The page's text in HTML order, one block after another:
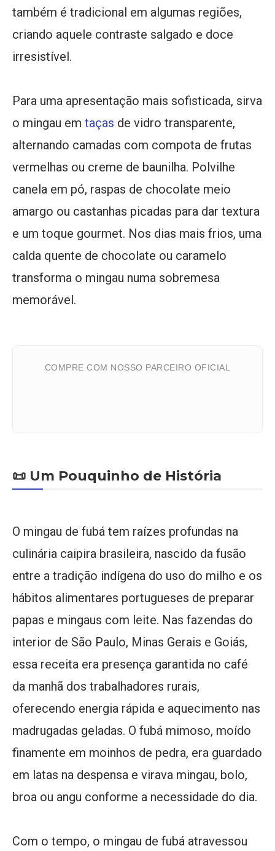
também é tradicional em algumas regiões,
criando aquele contraste salgado e doce
irresistível.
Para uma apresentação mais sofisticada, sirva
o mingau em taças de vidro transparente,
alternando camadas com compota de frutas
vermelhas ou creme de baunilha. Polvilhe
canela em pó, raspas de chocolate meio
amargo ou castanhas picadas para dar textura
e um toque gourmet. Nos dias mais frios, uma
calda quente de chocolate ou caramelo
transforma o mingau numa sobremesa
memorável.
COMPRE COM NOSSO PARCEIRO OFICIAL
📜 Um Pouquinho de História
O mingau de fubá tem raízes profundas na
culinária caipira brasileira, nascido da fusão
entre a tradição indígena do uso do milho e os
hábitos alimentares portugueses de preparar
papas e mingaus com leite. Nas fazendas do
interior de São Paulo, Minas Gerais e Goiás,
essa receita era presença garantida no café
da manhã dos trabalhadores rurais,
oferecendo energia rápida e aquecimento nas
madrugadas geladas. O fubá mimoso, moído
finamente em moinhos de pedra, era guardado
em latas na despensa e virava mingau, bolo,
broa ou angu conforme a necessidade do dia.
Com o tempo, o mingau de fubá atravessou